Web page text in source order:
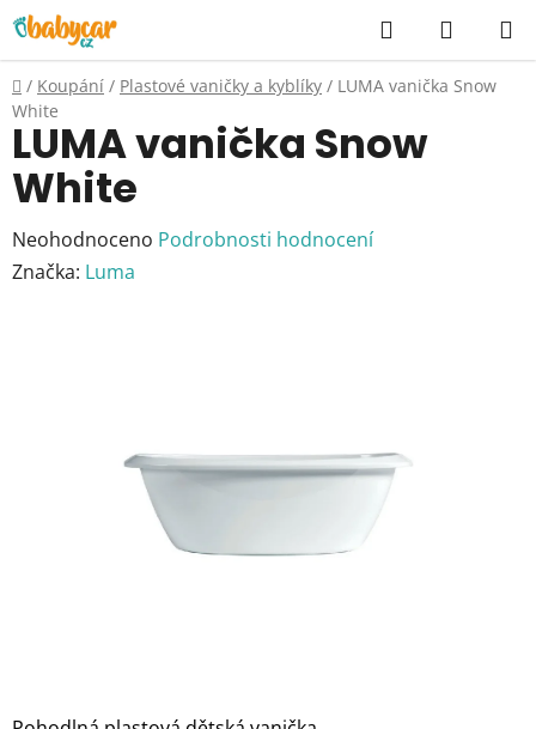
Přejít
na
obsah
Hledat
KOŠÍK
Domů
/ Koupání / Plastové vaničky a kyblíky / LUMA vanička Snow
White
LUMA vanička Snow
White
Průměrné
hodnocení
Neohodnoceno Podrobnosti hodnocení
Značka: Luma